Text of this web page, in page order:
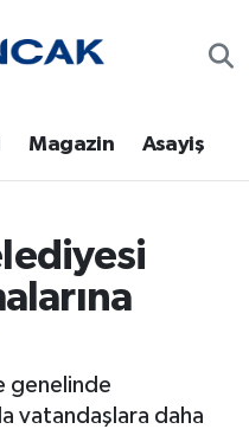
Magazin Asayiş
genelinde
vatandaşlara daha
Fikstür